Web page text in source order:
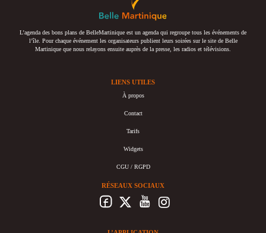
L’agenda des bons plans de BelleMartinique est un agenda qui regroupe tous les événements de
l’île. Pour chaque événement les organisateurs publient leurs soirées sur le site de Belle
Martinique que nous relayons ensuite auprès de la presse, les radios et télévisions.
LIENS UTILES
À propos
Contact
Tarifs
Widgets
CGU / RGPD
RÉSEAUX SOCIAUX